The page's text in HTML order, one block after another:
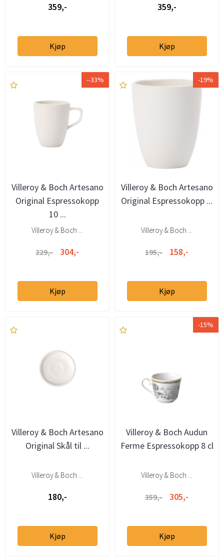
359,-
Kjøp
359,-
Kjøp
--33%
Villeroy & Boch Artesano
Original Espressokopp
10 ...
Villeroy & Boch ...
229,- 304,-
Kjøp
-19%
Villeroy & Boch Artesano
Original Espressokopp ...
Villeroy & Boch ...
195,- 158,-
Kjøp
Villeroy & Boch Artesano
Original Skål til ...
Villeroy & Boch ...
180,-
Kjøp
-15%
Villeroy & Boch Audun
Ferme Espressokopp 8 cl
Villeroy & Boch ...
359,- 305,-
Kjøp